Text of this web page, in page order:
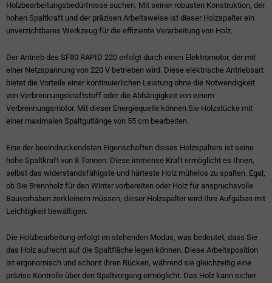
Holzbearbeitungsbedürfnisse suchen. Mit seiner robusten Konstruktion, der
hohen Spaltkraft und der präzisen Arbeitsweise ist dieser Holzspalter ein
unverzichtbares Werkzeug für die effiziente Verarbeitung von Holz.
Der Antrieb des SF80 RAPID 220 erfolgt durch einen Elektromotor, der mit
einer Netzspannung von 220 V betrieben wird. Diese elektrische Antriebsart
bietet die Vorteile einer kontinuierlichen Leistung ohne die Notwendigkeit
von Verbrennungskraftstoff oder die Abhängigkeit von einem
Verbrennungsmotor. Mit dieser Energiequelle können Sie Holzstücke mit
einer maximalen Spaltgutlänge von 55 cm bearbeiten.
Eine der beeindruckendsten Eigenschaften dieses Holzspalters ist seine
hohe Spaltkraft von 8 Tonnen. Diese immense Kraft ermöglicht es Ihnen,
selbst das widerstandsfähigste und härteste Holz mühelos zu spalten. Egal,
ob Sie Brennholz für den Winter vorbereiten oder Holz für anspruchsvolle
Bauvorhaben zerkleinern müssen, dieser Holzspalter wird Ihre Aufgaben mit
Leichtigkeit bewältigen.
Die Holzbearbeitung erfolgt im stehenden Modus, was bedeutet, dass Sie
das Holz aufrecht auf die Spaltfläche legen können. Diese Arbeitsposition
ist ergonomisch und schont Ihren Rücken, während sie gleichzeitig eine
präzise Kontrolle über den Spaltvorgang ermöglicht. Das Holz kann sicher